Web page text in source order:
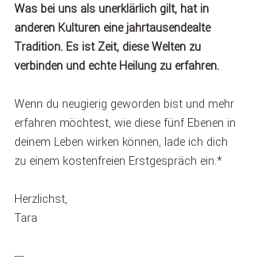
Was bei uns als unerklärlich gilt, hat in
anderen Kulturen eine jahrtausendealte
Tradition. Es ist Zeit, diese Welten zu
verbinden und echte Heilung zu erfahren.
Wenn du neugierig geworden bist und mehr
erfahren möchtest, wie diese fünf Ebenen in
deinem Leben wirken können, lade ich dich
zu einem kostenfreien Erstgespräch ein.*
Herzlichst,
Tara
---